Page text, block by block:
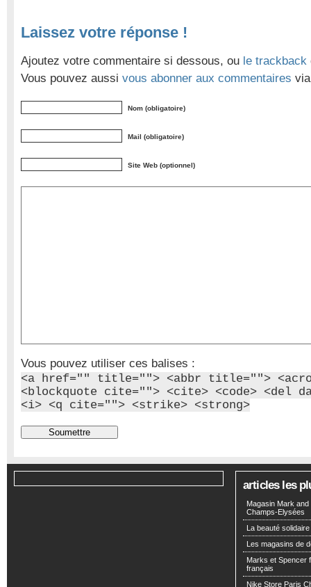
Laissez votre réponse !
Ajoutez votre commentaire si dessous, ou le trackback
Vous pouvez aussi vous abonner aux commentaires
Nom (obligatoire)
Mail (obligatoire)
Site Web (optionnel)
Vous pouvez utiliser ces balises :
<a href="" title=""> <abbr title="">
<blockquote cite=""> <cite> <code> <del
<i> <q cite=""> <strike> <strong>
articles les
Magasin Mark
Champs-Elysées
La beauté solidaire
Les magasins de
Marks et Spencer
français
Nike Store Paris